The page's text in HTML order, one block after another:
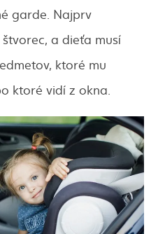
garde. Najprv
a dieťa musí
ktoré mu
ktoré vidí z okna.